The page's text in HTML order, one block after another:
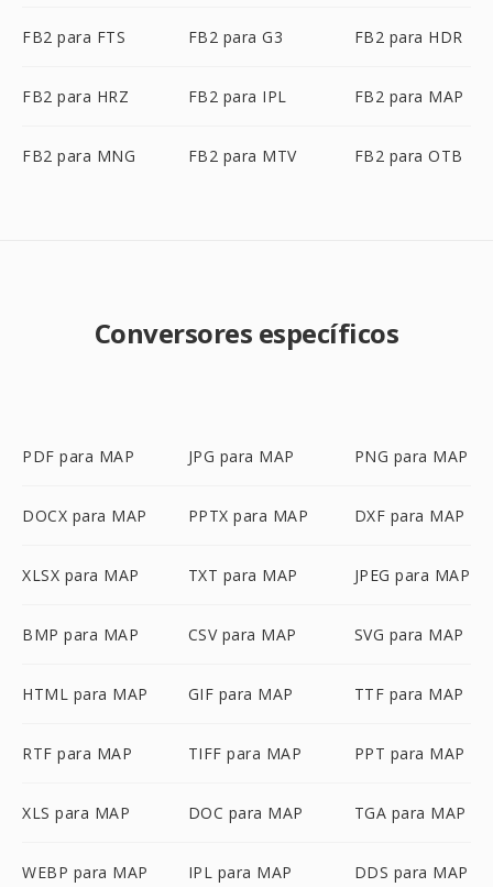
FB2 para FTS FB2 para G3 FB2 para HDR
FB2 para HRZ FB2 para IPL FB2 para MAP
FB2 para MNG FB2 para MTV FB2 para OTB
Conversores específicos
PDF para MAP JPG para MAP PNG para MAP
DOCX para MAP PPTX para MAP DXF para MAP
XLSX para MAP TXT para MAP JPEG para MAP
BMP para MAP CSV para MAP SVG para MAP
HTML para MAP GIF para MAP TTF para MAP
RTF para MAP TIFF para MAP PPT para MAP
XLS para MAP DOC para MAP TGA para MAP
WEBP para MAP IPL para MAP DDS para MAP